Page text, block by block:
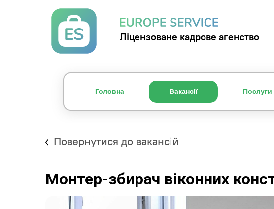
Ліцензоване кадрове агенство
Головна Послуги
Вакансії
Повернутися до вакансій
Монтер-збирач віконних